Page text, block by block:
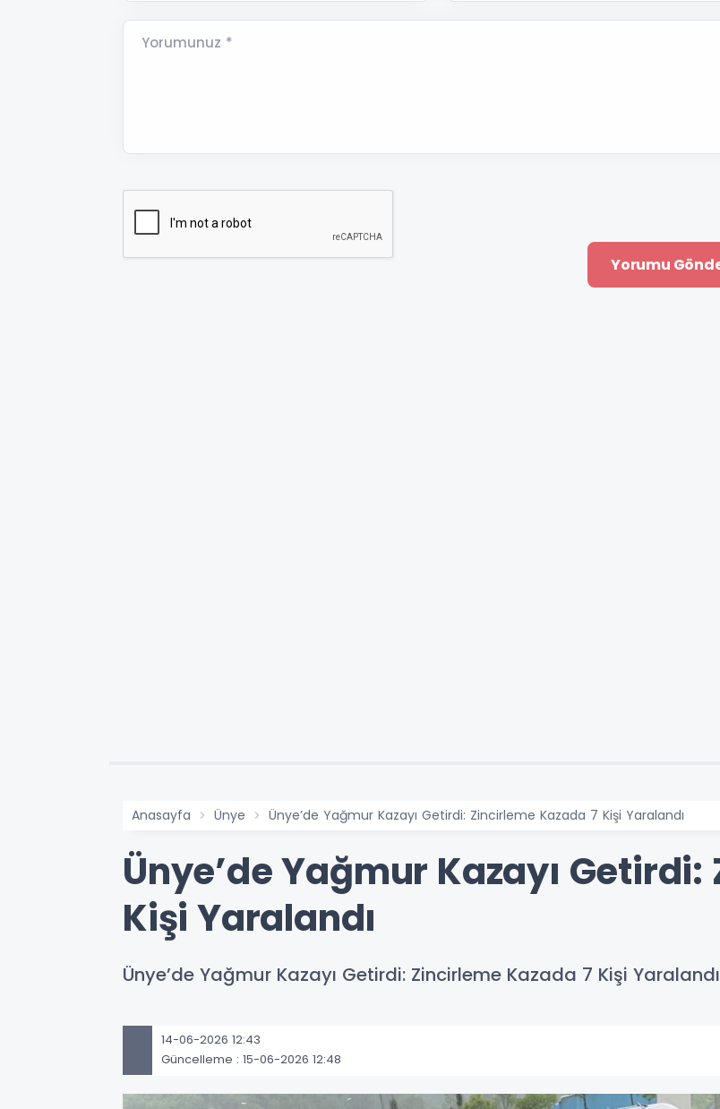
Yorumunuz *
Anasayfa Ünye Ünye’de Yağmur Kazayı Getirdi: Zincirleme Kazada 7 Kişi Yaralandı
Ünye’de Yağmur Kazayı
Kişi Yaralandı
Ünye’de Yağmur Kazayı Getirdi: Zincirleme Kazada 7 Kişi Yaralandı
14-06-2026 12:43
Güncelleme : 15-06-2026 12:48